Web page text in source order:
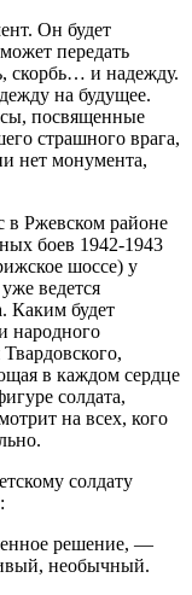
Он будет
передать
скорбь… и надежду.
на будущее.
посвященные
страшного врага,
нет монумента,
в Ржевском районе
боев 1942-1943
шоссе) у
ведется
Каким будет
народного
в каждом сердце
солдата,
на всех, кого
солдату
решение, —
необычный.